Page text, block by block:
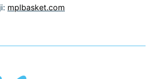
mplbasket.com